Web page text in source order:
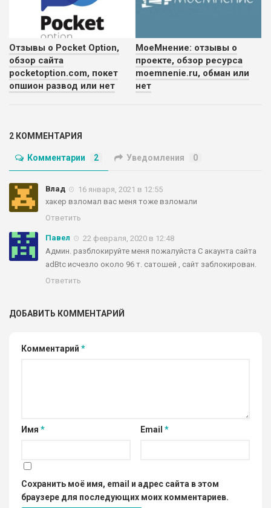
Отзывы о Pocket Option,
обзор сайта
pocketoption.com, покет
опшион развод или нет
МоеМнение: отзывы о
проекте, обзор ресурса
moemnenie.ru, обман или
нет
2 КОММЕНТАРИЯ
Комментарии 2 Уведомления 0
Влад
16 января, 2021 в 12:55
хакер взломал вас меня тоже взломали
Ответить
Павел
22 февраля, 2020 в 12:48
Админ. разблокируйте меня пожалуйста C акаунта сайта
adBtc исчезло около 96 т. сатошей , сайт заблокирован.
Ответить
ДОБАВИТЬ КОММЕНТАРИЙ
Комментарий *
Имя * Email *
Сохранить моё имя, email и адрес сайта в этом
браузере для последующих моих комментариев.